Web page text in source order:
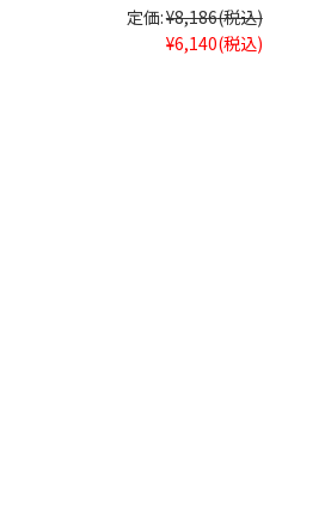
定価:¥8,186(税込)
¥6,140(税込)